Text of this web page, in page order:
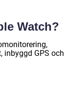
Watch?
inbyggd GPS och